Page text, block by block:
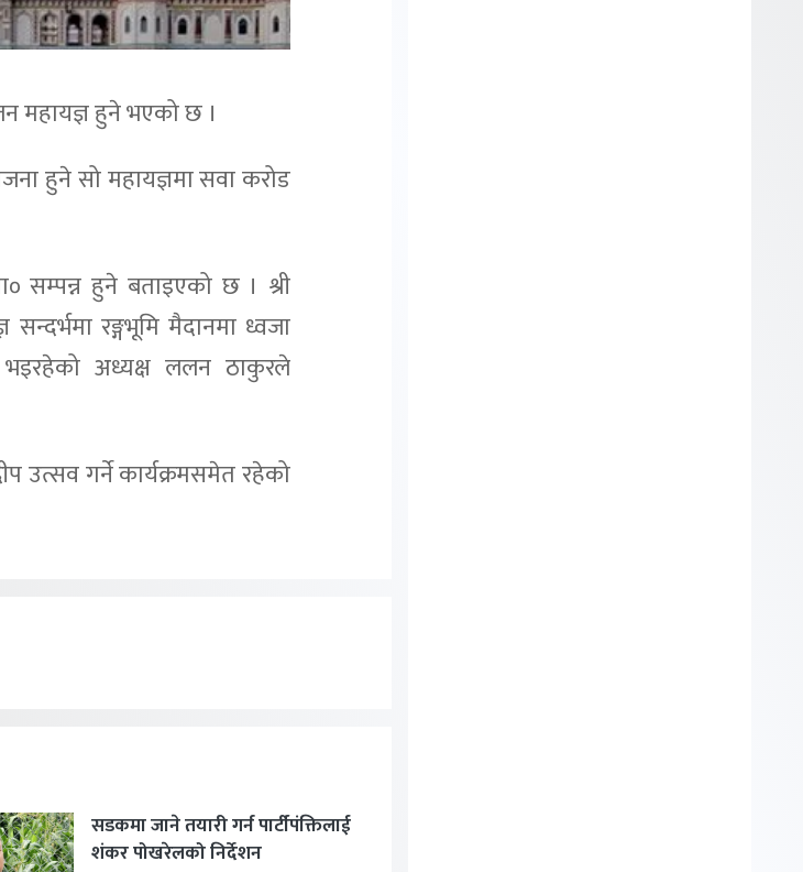
महायज्ञ हुने भएको छ ।
हुने सो महायज्ञमा सवा करोड
सम्पन्न हुने बताइएको छ । श्री
रङ्गभूमि मैदानमा ध्वजा
भइरहेको अध्यक्ष ललन ठाकुरले
उत्सव गर्ने कार्यक्रमसमेत रहेको
सडकमा जाने तयारी गर्न पार्टीपंक्तिलाई
शंकर पोखरेलको निर्देशन